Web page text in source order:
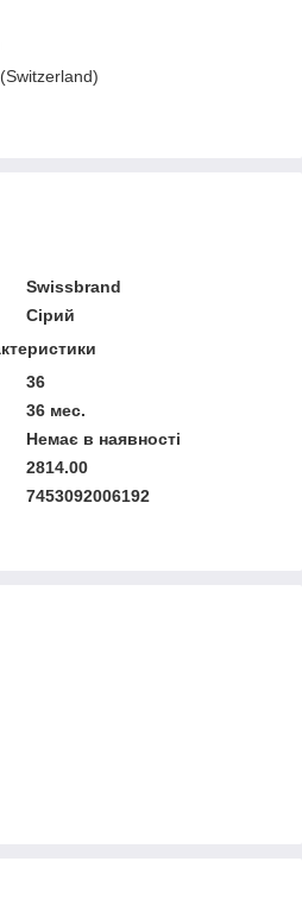
Swissbrand
Сірий
36
36 мес.
Немає в наявності
2814.00
7453092006192